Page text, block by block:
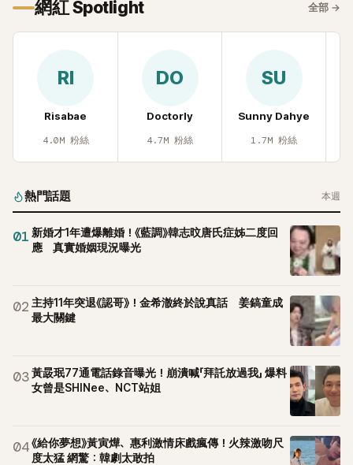
術。她回憶：「拍了比基尼照片之後，就開始被說是不是去隆乳
本沒動過。」一句話說完，全場瞬間炸鍋，來賓又驚又笑。 事實
召開了一場泳裝記者招待會。當時她穿著比基尼站在一排攝影
這段為平息爭議、直接公開腋下畫面自證清白的往事再度被提
《脫掉鞋子恢單4Men》 中，親自公開那張當年引發話題的「腋下
件。 回顧李智惠的演藝路，她於 1998 年以混聲團體 S#arp 成
員身分出道，該團在 2000 年代初期紅極一時，由李智惠、徐
智英兩位女成員，以及張錫炫、Chris Kim 兩位男成員組成。不
李智惠言語辱罵、動手等爭議，最終團體於 2002 年解散。 團
體解散後，李智惠轉型 solo，靠著綜藝與歌唱實力持續活躍演
藝圈。據悉，她當年能加入 S#arp，也與 李尚敏 的賞識有關。
女兒，一家四口生活幸福美滿。如今除了持續活躍於綜藝節
目，她經營的 YouTube 頻道也即將突破百萬訂閱，近年內容深
網紅 Spotlight 全部 →
RI
Risabae
4.0M 粉絲
DO
Doctorly
4.7M 粉絲
SU
Sunny Dahye
1.7M 粉絲
熱門話題 本週
01 新婚才1年遭爆離婚！《藍調》韓志旼唐氏症姊二度回
應 真實婚姻現況曝光
02 主持11年突退《認哥》！金希澈終於說真話 姜鎬童成
最大關鍵
03黃晸珉77通電話錄音曝光！崩潰喊「拜託放過我」 爆料
女曾是SHINee、NCT站姐
04《給你夢想》黃寅燁、惠利激情床戲瘋傳！火辣激吻尺
度太猛 網驚：韓劇太敢拍